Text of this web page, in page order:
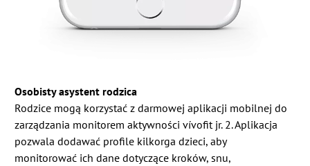
Osobisty asystent rodzica
Rodzice mogą korzystać z darmowej aplikacji mobilnej do
zarządzania monitorem aktywności vívofit jr. 2. Aplikacja
pozwala dodawać profile kilkorga dzieci, aby
monitorować ich dane dotyczące kroków, snu,